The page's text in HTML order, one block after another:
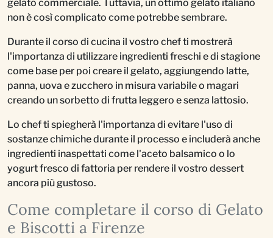
gelato commerciale. Tuttavia, un ottimo gelato italiano
non è così complicato come potrebbe sembrare.
Durante il corso di cucina il vostro chef ti mostrerà
l'importanza di utilizzare ingredienti freschi e di stagione
come base per poi creare il gelato, aggiungendo latte,
panna, uova e zucchero in misura variabile o magari
creando un sorbetto di frutta leggero e senza lattosio.
Lo chef ti spiegherà l'importanza di evitare l'uso di
sostanze chimiche durante il processo e includerà anche
ingredienti inaspettati come l'aceto balsamico o lo
yogurt fresco di fattoria per rendere il vostro dessert
ancora più gustoso.
Come completare il corso di Gelato
e Biscotti a Firenze